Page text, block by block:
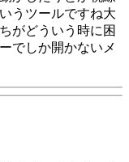
うツールですね大
がどういう時に困
でしか開かないメ